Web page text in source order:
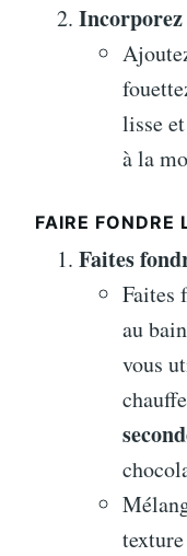
Incorporez
lisse
à la
FAIRE FONDRE
Faites
Faites
au
vous